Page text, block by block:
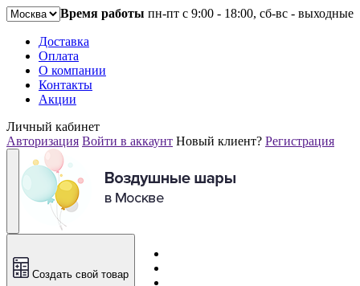
Время работы пн-пт с 9:00 - 18:00, сб-вс - выходные
Доставка
Оплата
О компании
Контакты
Акции
Личный кабинет
Авторизация Войти в аккаунт Новый клиент? Регистрация
Создать свой товар